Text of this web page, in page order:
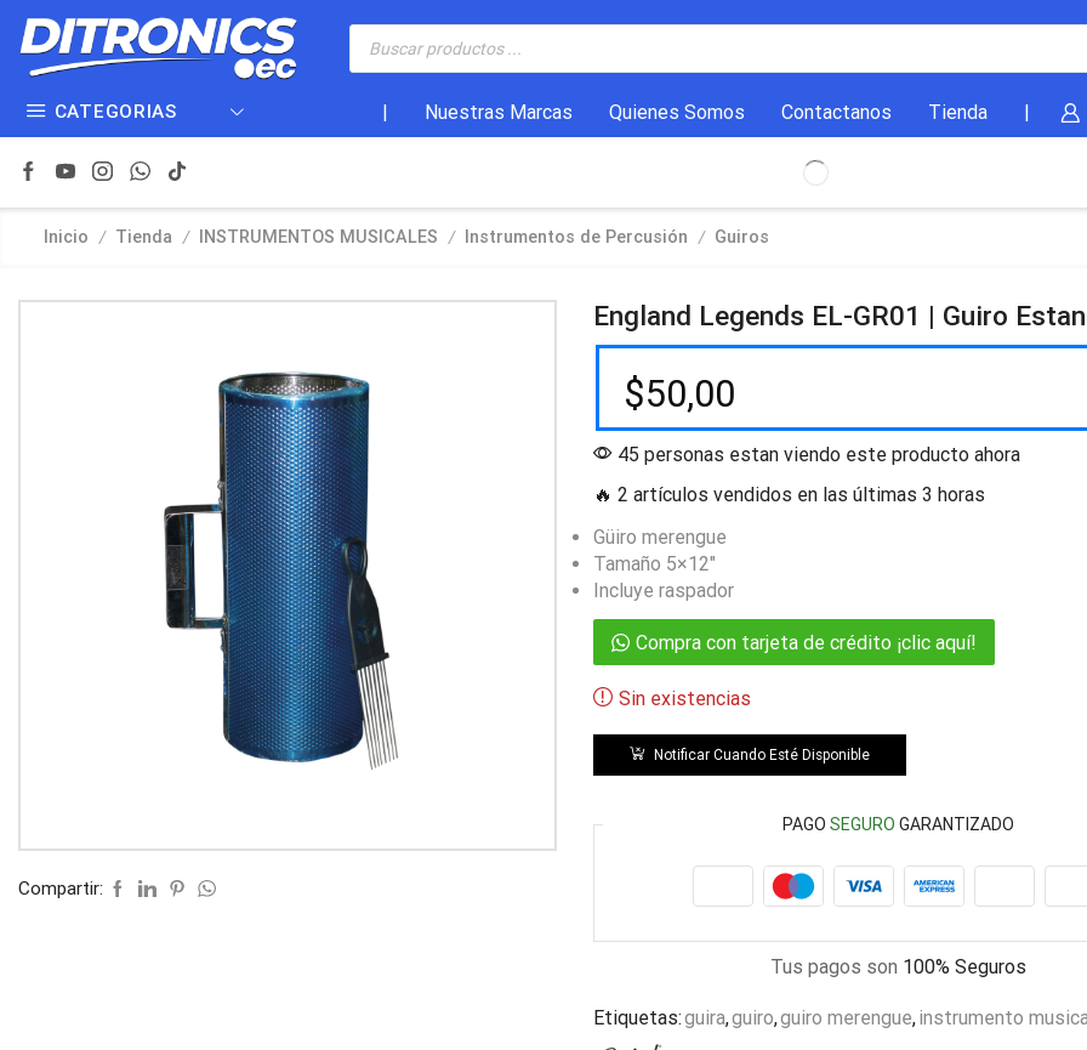
CATEGORIAS Nuestras Marcas Quienes Somos Contactanos Tienda
Inicio / Tienda / INSTRUMENTOS MUSICALES / Instrumentos de Percusión / Guiros
Compartir:
England Legends EL-GR01 | Guiro
$50,00
45 personas estan viendo este producto ahora
🔥 2 artículos vendidos en las últimas 3 horas
Güiro merengue
Tamaño 5×12″
Incluye raspador
Compra con tarjeta de crédito ¡clic aquí!
Sin existencias
Notificar Cuando Esté Disponible
PAGOSEGURO GARANTIZADO
Tus pagos son 100% Seguros
Etiquetas:guira,guiro,guiro merengue,instrumento